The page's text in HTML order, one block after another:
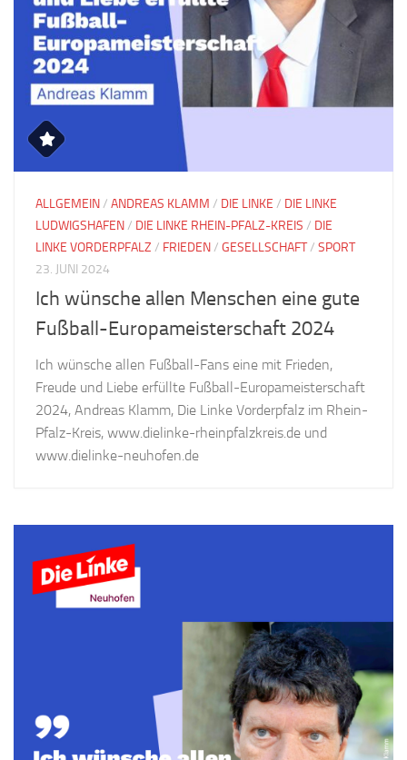
ALLGEMEIN/ ANDREAS KLAMM / DIE LINKE / DIE LINKE
LUDWIGSHAFEN/ DIE LINKE RHEIN-PFALZ-KREIS / DIE
LINKE VORDERPFALZ / FRIEDEN/ GESELLSCHAFT/ SPORT
23. JUNI 2024
Ich wünsche allen Menschen eine gute
Fußball-Europameisterschaft 2024
Ich wünsche allen Fußball-Fans eine mit Frieden,
Freude und Liebe erfüllte Fußball-Europameisterschaft
2024, Andreas Klamm, Die Linke Vorderpfalz im Rhein-
Pfalz-Kreis, www.dielinke-rheinpfalzkreis.de und
www.dielinke-neuhofen.de